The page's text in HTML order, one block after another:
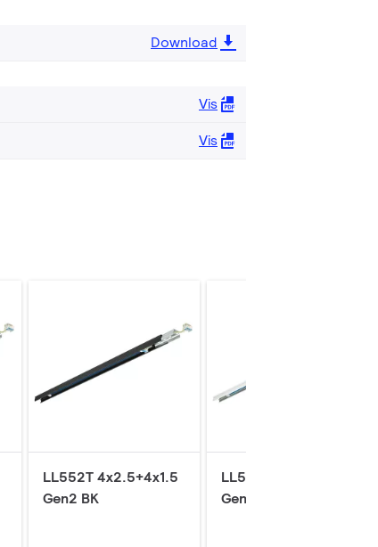
Download
Vis
Vis
LL552T 4x2.5+4x1.5
Gen2 BK
LL554T 4x2.5+4x1.5
Gen2 WH